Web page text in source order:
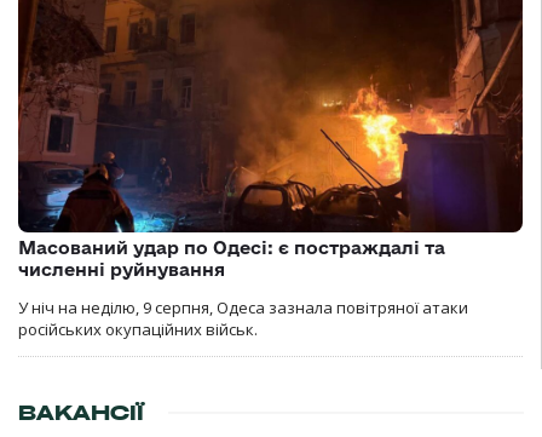
Масований удар по Одесі: є постраждалі та
численні руйнування
У ніч на неділю, 9 серпня, Одеса зазнала повітряної атаки
російських окупаційних військ.
ВАКАНСІЇ